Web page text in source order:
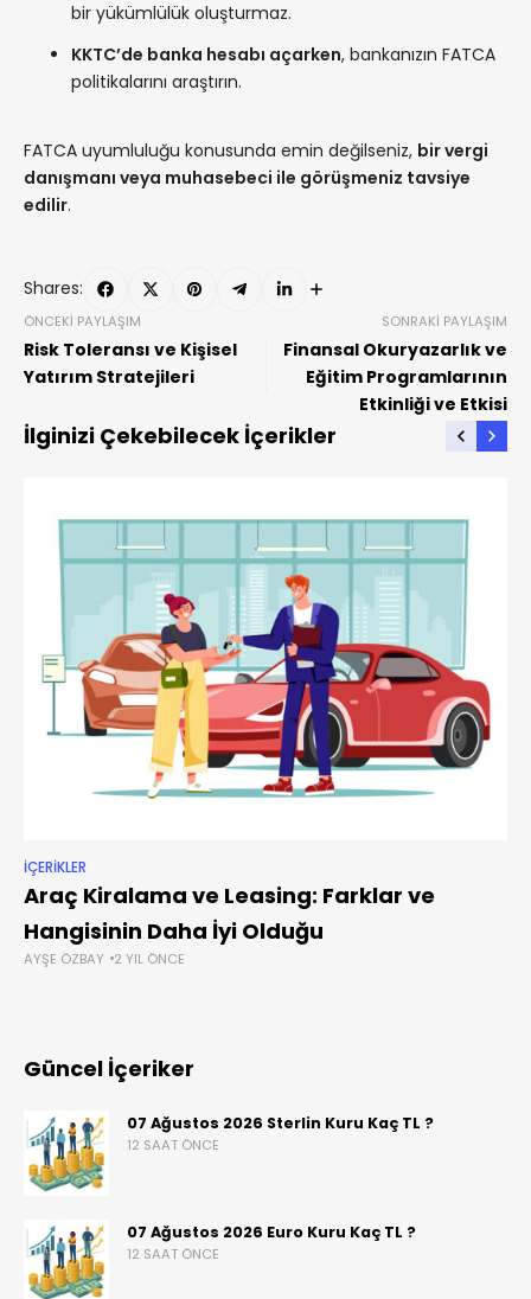
bir yükümlülük oluşturmaz.
KKTC’de banka hesabı açarken, bankanızın FATCA
politikalarını araştırın.
FATCA uyumluluğu konusunda emin değilseniz, bir vergi
danışmanı veya muhasebeci ile görüşmeniz tavsiye
edilir.
Shares:
ÖNCEKI PAYLAŞIM
Risk Toleransı ve Kişisel
Yatırım Stratejileri
SONRAKI PAYLAŞIM
Finansal Okuryazarlık ve
Eğitim Programlarının
Etkinliği ve Etkisi
İlginizi Çekebilecek İçerikler
İÇERIKLER
Araç Kiralama ve Leasing: Farklar ve
Hangisinin Daha İyi Olduğu
AYŞE ÖZBAY 2 YIL ÖNCE
Güncel İçeriker
07 Ağustos 2026 Sterlin Kuru Kaç TL ?
12 SAAT ÖNCE
07 Ağustos 2026 Euro Kuru Kaç TL ?
12 SAAT ÖNCE